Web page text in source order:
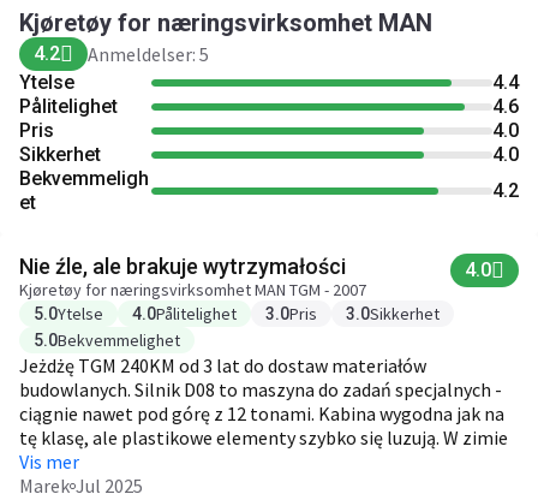
Kjøretøy for næringsvirksomhet MAN
4.2 Anmeldelser: 5
Ytelse
4.4
Pålitelighet
4.6
Pris
4.0
Sikkerhet
4.0
Bekvemmeligh
et
4.2
Nie źle, ale brakuje wytrzymałości
Kjøretøy for næringsvirksomhet MAN TGM - 2007
4.0
5.0Ytelse 4.0Pålitelighet 3.0Pris 3.0Sikkerhet
5.0Bekvemmelighet
Jeżdżę TGM 240KM od 3 lat do dostaw materiałów
budowlanych. Silnik D08 to maszyna do zadań specjalnych -
ciągnie nawet pod górę z 12 tonami. Kabina wygodna jak na
tę klasę, ale plastikowe elementy szybko się luzują. W zimie
bywa problem z rozruchem poniżej -15°C - trzeba podłączać
grzałkę. Spalanie? 18-20L/100km w trasie. Dla firmy - dobry
Vis mer
Marek Jul 2025